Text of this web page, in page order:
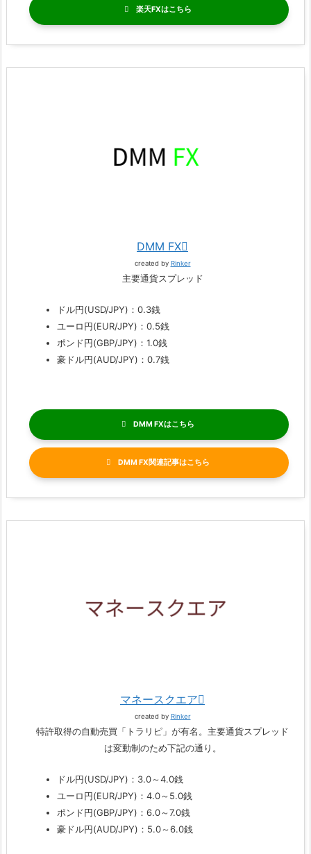
楽天FX
DMM FX
created by Rinker
主要通貨スプレッド
ドル円(USD/JPY)：0.3銭
ユーロ円(EUR/JPY)：0.5銭
ポンド円(GBP/JPY)：1.0銭
豪ドル円(AUD/JPY)：0.7銭
DMM FX
DMM FX関連記事
マネースクエア
created by Rinker
特許取得の自動売買「トラリピ」が有名。主要通貨スプレッド
は変動制のため下記の通り。
ドル円(USD/JPY)：3.0～4.0銭
ユーロ円(EUR/JPY)：4.0～5.0銭
ポンド円(GBP/JPY)：6.0～7.0銭
豪ドル円(AUD/JPY)：5.0～6.0銭